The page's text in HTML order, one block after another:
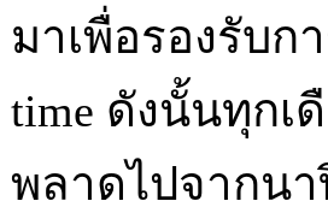
มาเพื่อรองรับก
time ดังนั้นทุก
พลาดไปจากน